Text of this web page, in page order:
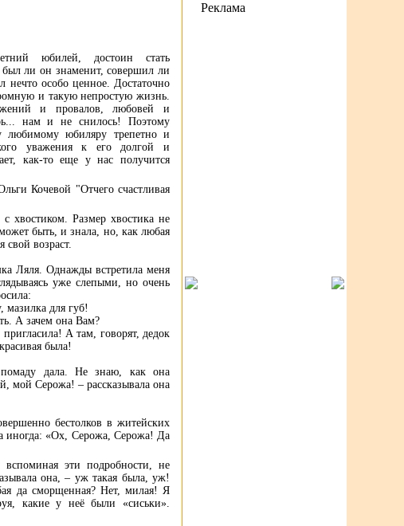
юбилей, достоин стать
был ли он знаменит, совершил ли
нечто особо ценное. Достаточно
и такую непростую жизнь.
и провалов, любовей и
нам и не снилось! Поэтому
любимому юбиляру трепетно и
уважения к его долгой и
как-то еще у нас получится
Кочевой "Отчего счастливая
хвостиком. Размер хвостика не
быть, и знала, но, как любая
свой возраст.
Ляля. Однажды встретила меня
уже слепыми, но очень
для губ!
А зачем она Вам?
А там, говорят, дедок
была!
помаду дала. Не знаю, как она
мой Серожа! – рассказывала она
бестолков в житейских
иногда: «Ох, Серожа, Серожа! Да
эти подробности, не
она, – уж такая была, уж!
да сморщенная? Нет, милая! Я
какие у неё были «сиськи».
Реклама